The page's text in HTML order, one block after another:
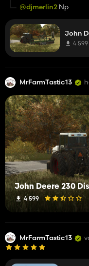
@djmerlin2 Np
John
4 599
MrFarmTastic13
John Deere 230
4 599
MrFarmTastic13